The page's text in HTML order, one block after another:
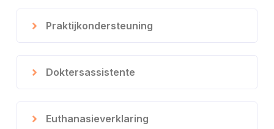
Praktijkondersteuning
Doktersassistente
Euthanasieverklaring